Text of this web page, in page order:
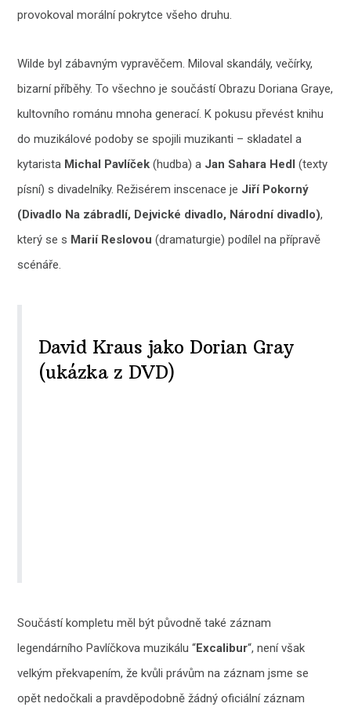
provokoval morální pokrytce všeho druhu.
Wilde byl zábavným vypravěčem. Miloval skandály, večírky,
bizarní příběhy. To všechno je součástí Obrazu Doriana Graye,
kultovního románu mnoha generací. K pokusu převést knihu
do muzikálové podoby se spojili muzikanti – skladatel a
kytarista Michal Pavlíček (hudba) a Jan Sahara Hedl (texty
písní) s divadelníky. Režisérem inscenace je Jiří Pokorný
(Divadlo Na zábradlí, Dejvické divadlo, Národní divadlo),
který se s Marií Reslovou (dramaturgie) podílel na přípravě
scénáře.
David Kraus jako Dorian Gray
(ukázka z DVD)
Součástí kompletu měl být původně také záznam
legendárního Pavlíčkova muzikálu “Excalibur“, není však
velkým překvapením, že kvůli právům na záznam jsme se
opět nedočkali a pravděpodobně žádný oficiální záznam